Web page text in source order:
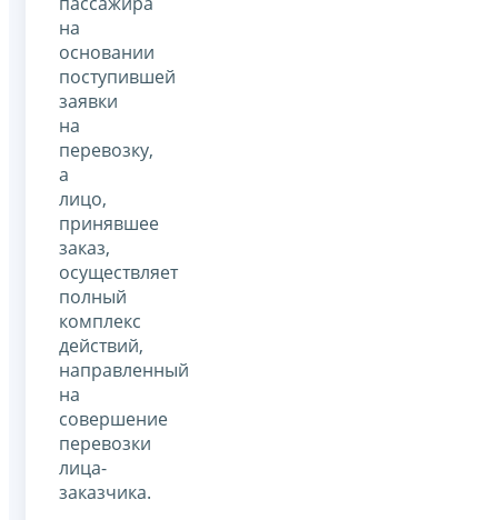
на
основании
поступившей
заявки
на
перевозку,
а
лицо,
принявшее
заказ,
осуществляет
полный
комплекс
действий,
направленный
на
совершение
перевозки
лица-
заказчика.